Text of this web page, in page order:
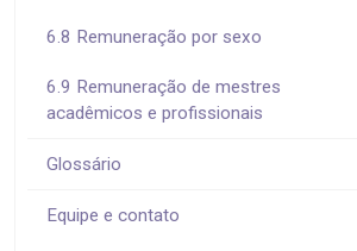
6.8 Remuneração por sexo
6.9 Remuneração de mestres
acadêmicos e profissionais
Glossário
Equipe e contato